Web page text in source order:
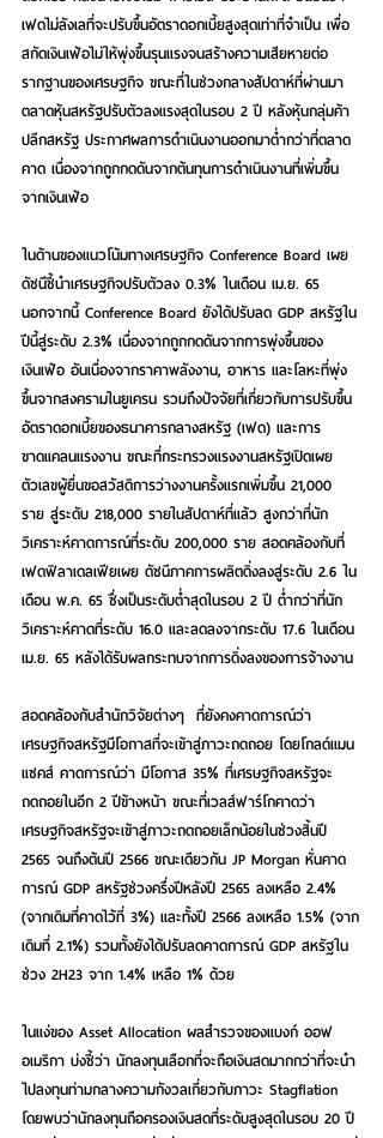
เฟดไม่ลังเลที่จะปรับขึ้นอัตราดอกเบี้ยสูงสุดเท่าที่จำเป็น เพื่อ
สกัดเงินเฟ้อไม่ให้พุ่งขึ้นรุนแรงจนสร้างความเสียหายต่อ
รากฐานของเศรษฐกิจ ขณะที่ในช่วงกลางสัปดาห์ที่ผ่านมา
ตลาดหุ้นสหรัฐปรับตัวลงแรงสุดในรอบ 2 ปี หลังหุ้นกลุ่มค้า
ปลีกสหรัฐ ประกาศผลการดำเนินงานออกมาต่ำกว่าที่ตลาด
คาด เนื่องจากถูกกดดันจากต้นทุนการดำเนินงานที่เพิ่มขึ้น
จากเงินเฟ้อ
ในด้านของแนวโน้มทางเศรษฐกิจ Conference Board เผย
ดัชนีชี้นำเศรษฐกิจปรับตัวลง 0.3% ในเดือน เม.ย. 65
นอกจากนี้ Conference Board ยังได้ปรับลด GDP สหรัฐใน
ปีนี้สู่ระดับ 2.3% เนื่องจากถูกกดดันจากการพุ่งขึ้นของ
เงินเฟ้อ อันเนื่องจากราคาพลังงาน, อาหาร และโลหะที่พุ่ง
ขึ้นจากสงครามในยูเครน รวมถึงปัจจัยที่เกี่ยวกับการปรับขึ้น
อัตราดอกเบี้ยของธนาคารกลางสหรัฐ (เฟด) และการ
ขาดแคลนแรงงาน ขณะที่กระทรวงแรงงานสหรัฐเปิดเผย
ตัวเลขผู้ยื่นขอสวัสดิการว่างงานครั้งแรกเพิ่มขึ้น 21,000
ราย สู่ระดับ 218,000 รายในสัปดาห์ที่แล้ว สูงกว่าที่นัก
วิเคราะห์คาดการณ์ที่ระดับ 200,000 ราย สอดคล้องกับที่
เฟดฟิลาเดลเฟียเผย ดัชนีภาคการผลิตดิ่งลงสู่ระดับ 2.6 ใน
เดือน พ.ค. 65 ซึ่งเป็นระดับต่ำสุดในรอบ 2 ปี ต่ำกว่าที่นัก
วิเคราะห์คาดที่ระดับ 16.0 และลดลงจากระดับ 17.6 ในเดือน
เม.ย. 65 หลังได้รับผลกระทบจากการดิ่งลงของการจ้างงาน
สอดคล้องกับสำนักวิจัยต่างๆ  ที่ยังคงคาดการณ์ว่า
เศรษฐกิจสหรัฐมีโอกาสที่จะเข้าสู่ภาวะถดถอย โดยโกลด์แมน
แซคส์ คาดการณ์ว่า มีโอกาส 35% ที่เศรษฐกิจสหรัฐจะ
ถดถอยในอีก 2 ปีข้างหน้า ขณะที่เวลส์ฟาร์โกคาดว่า
เศรษฐกิจสหรัฐจะเข้าสู่ภาวะถดถอยเล็กน้อยในช่วงสิ้นปี
2565 จนถึงต้นปี 2566 ขณะเดียวกัน JP Morgan หั่นคาด
การณ์ GDP สหรัฐช่วงครึ่งปีหลังปี 2565 ลงเหลือ 2.4%
(จากเดิมที่คาดไว้ที่ 3%) และทั้งปี 2566 ลงเหลือ 1.5% (จาก
เดิมที่ 2.1%) รวมทั้งยังได้ปรับลดคาดการณ์ GDP สหรัฐใน
ช่วง 2H23 จาก 1.4% เหลือ 1% ด้วย
ในแง่ของ Asset Allocation ผลสำรวจของแบงก์ ออฟ
อเมริกา บ่งชี้ว่า นักลงทุนเลือกที่จะถือเงินสดมากกว่าที่จะนำ
ไปลงทุนท่ามกลางความกังวลเกี่ยวกับภาวะ Stagflation
โดยพบว่านักลงทุนถือครองเงินสดที่ระดับสูงสุดในรอบ 20 ปี